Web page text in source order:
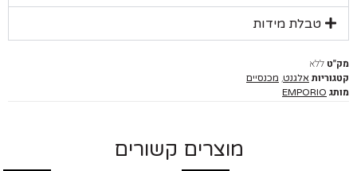
טבלת מידות
ללא
אלגנט ,מכנסיים
EMPORIO
מוצרים קשורים